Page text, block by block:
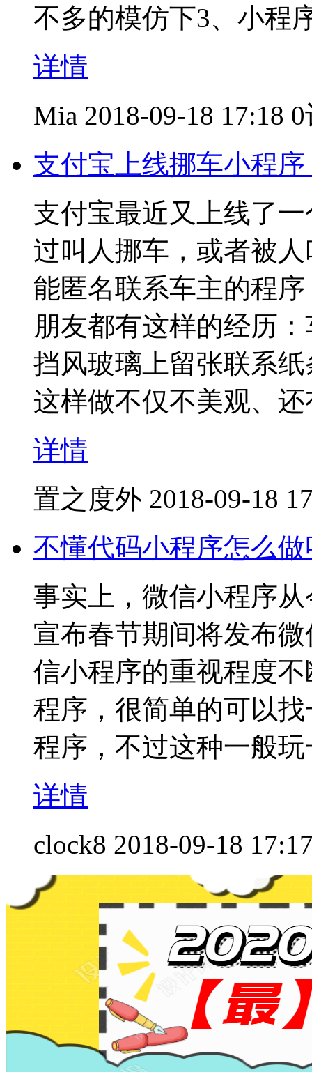
不多的模仿下3、小程
详情
Mia 2018-09-18 17:18
支付宝上线挪车小程
支付宝最近又上线了
过叫人挪车，或者被
能匿名联系车主的程
朋友都有这样的经历
挡风玻璃上留张联系
这样做不仅不美观、
详情
置之度外 2018-09-18
不懂代码小程序怎么
事实上，微信小程序
宣布春节期间将发布
信小程序的重视程度
程序，很简单的可以
程序，不过这种一般
详情
clock8 2018-09-18